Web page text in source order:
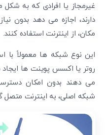
غیرمجاز یا افرادی که به
دارند، اجازه می دهد بدون
مکان، از اینترنت استفاده کنند.
این نوع شبکه ها معمولاً با
روتر یا اکسس پوینت ها ایجاد
می دهند بدون امکان
شبکه اصلی، به اینترنت متصل